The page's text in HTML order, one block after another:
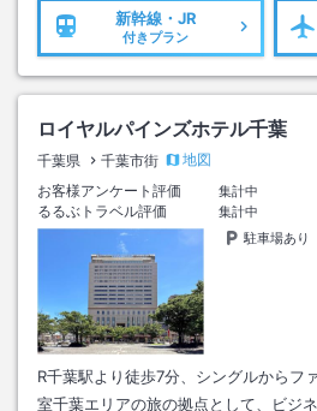
新幹線・JR
付きプラン
ロイヤルパインズホテル千葉
千葉県 千葉市街
地図
お客様アンケート評価
集計中
るるぶトラベル評価
集計中
駐車場あり
R千葉駅より徒歩7分、シングルからフ
室千葉エリアの旅の拠点として、ビジ